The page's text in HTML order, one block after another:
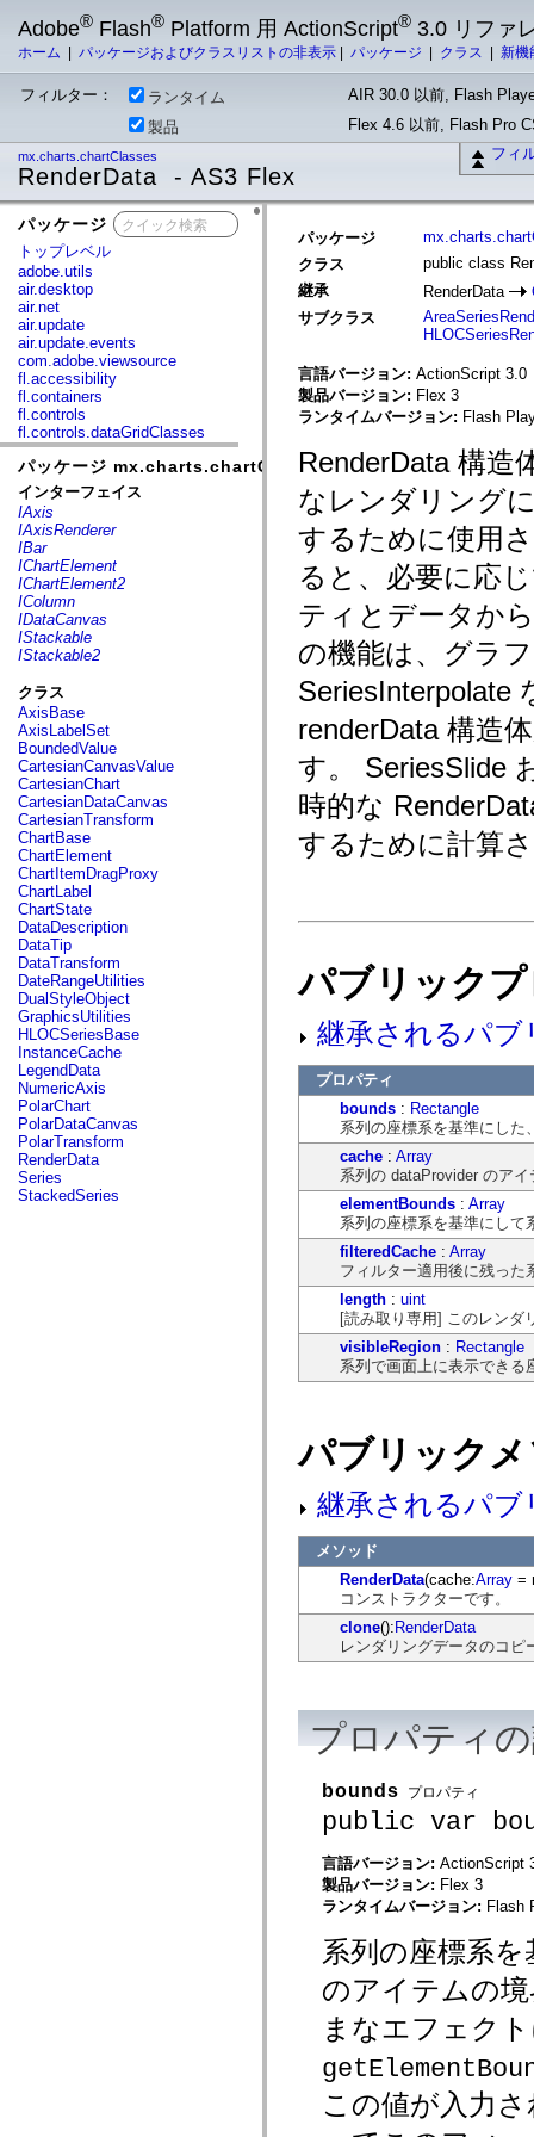
Adobe® Flash® Platform 用 ActionScript® 3.0 リファ
ホーム パッケージおよびクラスリストの非表示 パッケージ クラス 新
フィルター： ランタイム
AIR 30.0 以前, Flash
製品
Flex 4.6 以前, Flash Pro
フィ
mx.charts.chartClasses
RenderData - AS3 Flex
パッケージ
トップレベル
adobe.utils
air.desktop
air.net
air.update
air.update.events
com.adobe.viewsource
fl.accessibility
fl.containers
fl.controls
fl.controls.dataGridClasses
fl.controls.listClasses
fl.controls.progressBarClasses
fl.core
fl.data
fl.display
fl.events
fl.ik
fl.lang
fl.livepreview
fl.managers
fl.motion
fl.motion.easing
fl.rsl
fl.text
fl.transitions
fl.transitions.easing
fl.video
flash.accessibility
flash.concurrent
flash.crypto
flash.data
flash.desktop
flash.display
flash.display3D
flash.display3D.textures
flash.errors
flash.events
flash.external
flash.filesystem
flash.filters
flash.geom
flash.globalization
flash.html
flash.media
flash.net
flash.net.dns
flash.net.drm
flash.notifications
flash.permissions
flash.printing
flash.profiler
flash.sampler
flash.security
mx.automation.delegates.controls.dataGridClasses
mx.automation.delegates.controls.fileSystemClasses
パッケージ mx.charts.chartClasses
インターフェイス
IAxis
IAxisRenderer
IBar
IChartElement
IChartElement2
IColumn
IDataCanvas
IStackable
IStackable2
クラス
AxisBase
AxisLabelSet
BoundedValue
CartesianCanvasValue
CartesianChart
CartesianDataCanvas
CartesianTransform
ChartBase
ChartElement
ChartItemDragProxy
ChartLabel
ChartState
DataDescription
DataTip
DataTransform
DateRangeUtilities
DualStyleObject
GraphicsUtilities
HLOCSeriesBase
InstanceCache
LegendData
NumericAxis
PolarChart
PolarDataCanvas
PolarTransform
RenderData
Series
StackedSeries
パッケージ
クラス
public class
継承
RenderData
サブクラス
言語バージョン: ActionScript 3.0
製品バージョン: Flex 3
ランタイムバージョン: Flash
RenderData 構
なレンダリング
するために使用
ると、必要に応
ティとデータか
の機能は、グラ
SeriesInterpolate
renderData 構造
す。 SeriesSlide
時的な
するために計算
パブリック
継承されるパ
プロパティ
bounds : Rectangle
系列の座標系を基準にした
cache : Array
系列の dataProvider のア
elementBounds : Array
系列の座標系を基準にして
filteredCache : Array
フィルター適用後に残った
length : uint
[読み取り専用] このレンダ
visibleRegion : Rectangle
系列で画面上に表示できる
パブリック
継承されるパ
メソッド
RenderData(cache:Array =
コンストラクターです。
clone():RenderData
レンダリングデータのコピ
プロパティ
bounds プロパティ
public var
言語バージョン: ActionScript
製品バージョン: Flex 3
ランタイムバージョン: Flash
系列の座標系
のアイテムの
まなエフェク
この値が入力